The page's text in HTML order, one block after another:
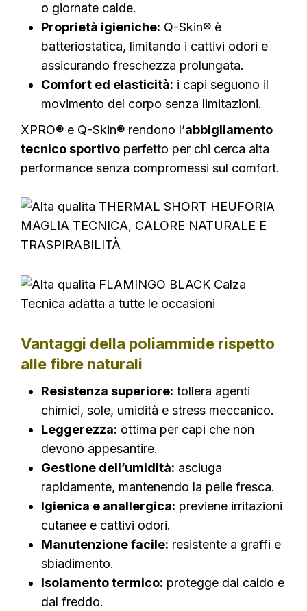
o giornate calde.
Proprietà igieniche: Q-Skin® è
batteriostatica, limitando i cattivi odori e
assicurando freschezza prolungata.
Comfort ed elasticità: i capi seguono il
movimento del corpo senza limitazioni.
XPRO® e Q-Skin® rendono l’abbigliamento
tecnico sportivo perfetto per chi cerca alta
performance senza compromessi sul comfort.
Vantaggi della poliammide rispetto
alle fibre naturali
Resistenza superiore: tollera agenti
chimici, sole, umidità e stress meccanico.
Leggerezza: ottima per capi che non
devono appesantire.
Gestione dell’umidità: asciuga
rapidamente, mantenendo la pelle fresca.
Igienica e anallergica: previene irritazioni
cutanee e cattivi odori.
Manutenzione facile: resistente a graffi e
sbiadimento.
Isolamento termico: protegge dal caldo e
dal freddo.